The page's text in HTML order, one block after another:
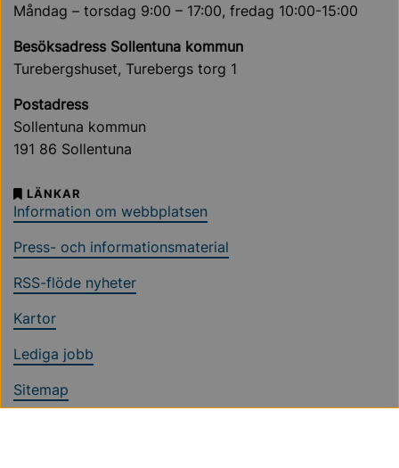
Måndag – torsdag 9:00 – 17:00, fredag 10:00-15:00
Besöksadress Sollentuna kommun
Turebergshuset, Turebergs torg 1
Postadress
Sollentuna kommun
191 86 Sollentuna
LÄNKAR
Information om webbplatsen
Press- och informationsmaterial
RSS-flöde nyheter
Kartor
Lediga jobb
Sitemap